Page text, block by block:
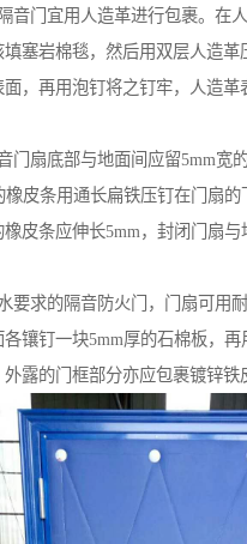
音门宜用人造革进行包裹。在
填塞岩棉毯，然后用双层人造革
，再用泡钉将之钉牢，人造革
门扇底部与地面间应留5mm宽
橡皮条用通长扁铁压钉在门扇的
橡皮条应伸长5mm，封闭门扇与
要求的隔音防火门，门扇可用
镶钉一块5mm厚的石棉板，再
露的门框部分亦应包裹镀锌铁